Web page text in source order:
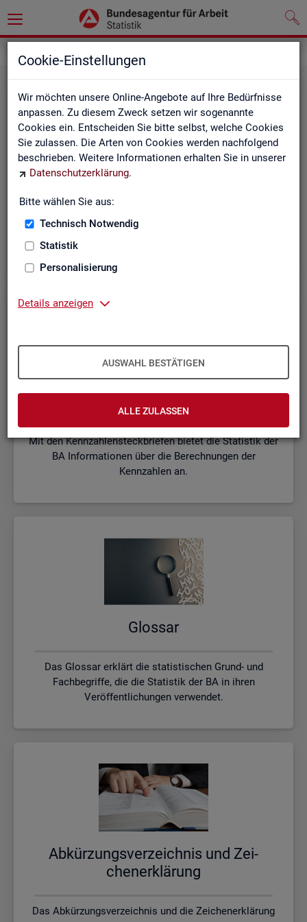
Cookie-Einstellungen
Wir möchten unsere Online-Angebote auf Ihre Bedürfnisse
anpassen. Zu diesem Zweck setzen wir sogenannte
Cookies ein. Entscheiden Sie bitte selbst, welche Cookies
Sie zulassen. Die Arten von Cookies werden nachfolgend
beschrieben. Weitere Informationen erhalten Sie in unserer
Datenschutzerklärung.
Bitte wählen Sie aus:
Technisch Notwendig
Statistik
Personalisierung
Details anzeigen
AUSWAHL BESTÄTIGEN
ALLE ZULASSEN
Die Kurzinformationen geben einen schnellen Überblick
über die Fachstatistiken der Statistik der BA.
Mit den Kennzahlensteckbriefen bietet die Statistik der
BA Informationen über die Berechnungen der
Kennzahlen an.
Glos­sar
Das Glossar erklärt die statistischen Grund- und
Fachbegriffe, die die Statistik der BA in ihren
Veröffentlichungen verwendet.
Ab­kür­zungs­ver­zeich­nis und Zei­
chen­er­klä­rung
Das Abkürzungsverzeichnis und die Zeichenerklärung